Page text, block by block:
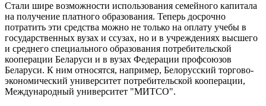
Стали шире возможности использования семейного капитала
на получение платного образования. Теперь досрочно
потратить эти средства можно не только на оплату учебы в
государственных вузах и ссузах, но и в учреждениях высшего
и среднего специального образования потребительской
кооперации Беларуси и в вузах Федерации профсоюзов
Беларуси. К ним относятся, например, Белорусский торгово-
экономический университет потребительской кооперации,
Международный университет "МИТСО".